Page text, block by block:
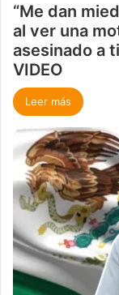
“Me dan
al ver una
asesinado a
VIDEO
Leer más